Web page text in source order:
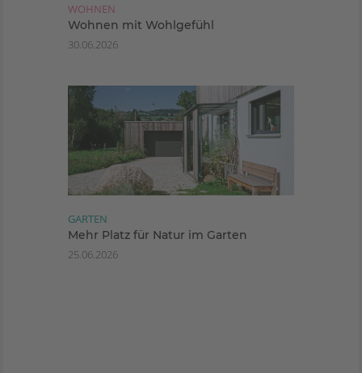
WOHNEN
Wohnen mit Wohlgefühl
30.06.2026
GARTEN
Mehr Platz für Natur im Garten
25.06.2026